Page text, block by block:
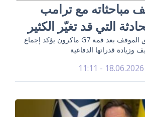
مباحثاته مع ترامب
التي قد تغيّر الكثير
الرئيس الأوكراني ينسق الموقف بعد قمة G7 ماكرون يؤكد إجماع
قدراتها الدفاعية
18.06.2026 - 11:11